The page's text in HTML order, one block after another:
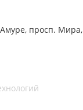
просп. Мира,